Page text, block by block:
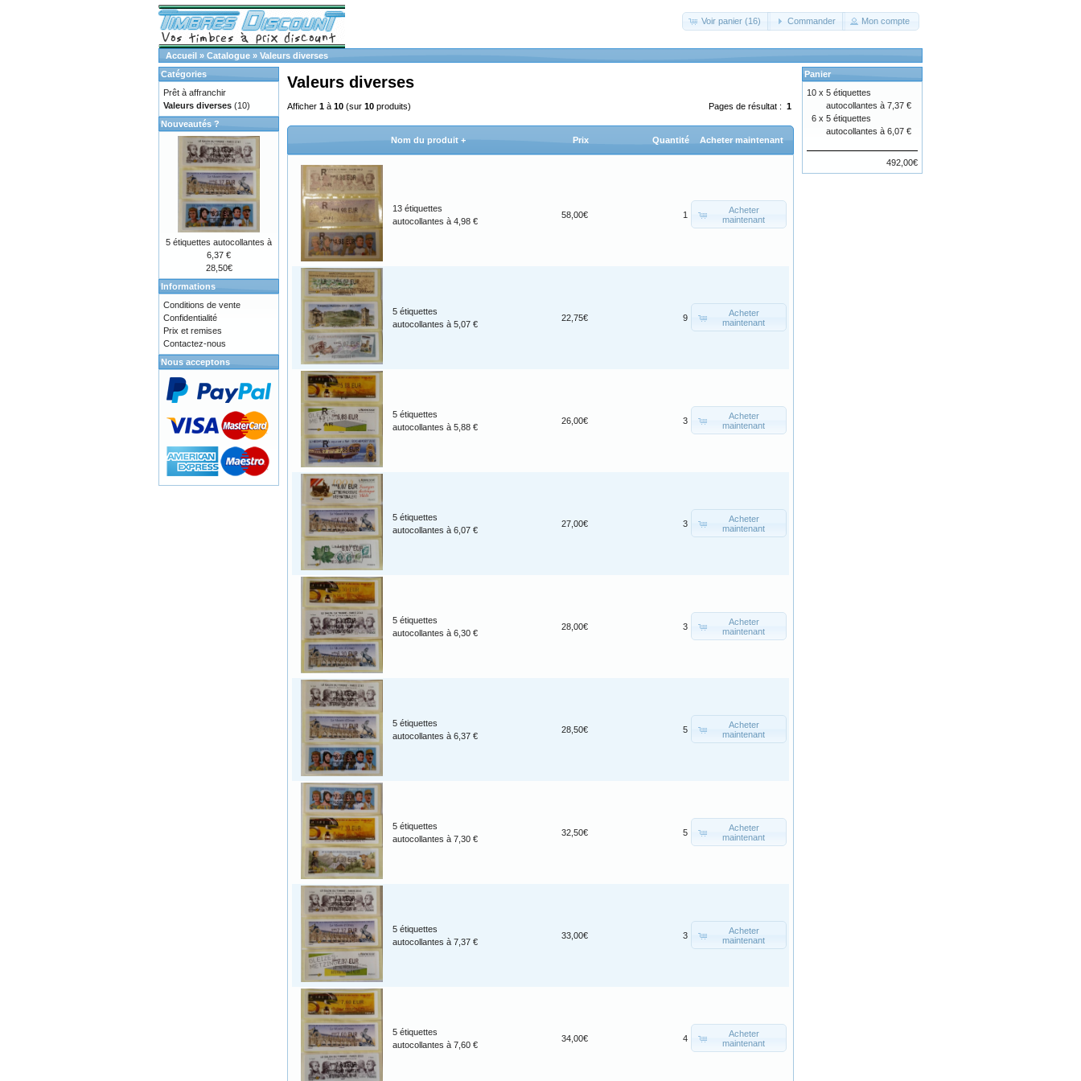
Voir panier (16) Commander Mon compte
Accueil » Catalogue » Valeurs diverses
Valeurs diverses
Pages de résultat : 1
Afficher 1 à 10 (sur 10 produits)
Nom du produit + Prix Quantité Acheter maintenant
13 étiquettes
autocollantes à 4,98 €
58,00€ 1
Acheter
maintenant
5 étiquettes
autocollantes à 5,07 €
22,75€ 9
Acheter
maintenant
5 étiquettes
autocollantes à 5,88 €
26,00€ 3
Acheter
maintenant
5 étiquettes
autocollantes à 6,07 €
27,00€ 3
Acheter
maintenant
5 étiquettes
autocollantes à 6,30 €
28,00€ 3
Acheter
maintenant
5 étiquettes
autocollantes à 6,37 €
28,50€ 5
Acheter
maintenant
5 étiquettes
autocollantes à 7,30 €
32,50€ 5
Acheter
maintenant
5 étiquettes
autocollantes à 7,37 €
33,00€ 3
Acheter
maintenant
5 étiquettes
autocollantes à 7,60 €
34,00€ 4
Acheter
maintenant
Catégories
Prêt à affranchir
Valeurs diverses (10)
Nouveautés ?
5 étiquettes autocollantes à
6,37 €
28,50€
Informations
Conditions de vente
Confidentialité
Prix et remises
Contactez-nous
Nous acceptons
Panier
10 x 5 étiquettes
autocollantes à 7,37 €
6 x 5 étiquettes
autocollantes à 6,07 €
492,00€